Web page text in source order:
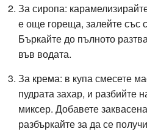
За сиропа:
е още гореща, залейте със
Бъркайте до пълното
във водата.
За крема: в купа смесете
пудрата захар, и разбийте
миксер. Добавете
разбъркайте за да се